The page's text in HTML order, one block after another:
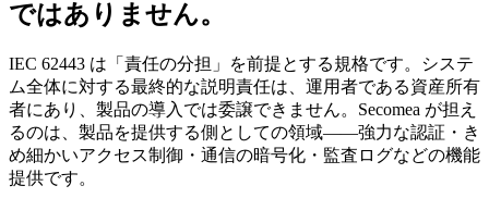
ではありません。
IEC 62443 は「責任の分担」を前提とする規格です。システ
ム全体に対する最終的な説明責任は、運用者である資産所有
者にあり、製品の導入では委譲できません。Secomea が担え
るのは、製品を提供する側としての領域——強力な認証・き
め細かいアクセス制御・通信の暗号化・監査ログなどの機能
提供です。